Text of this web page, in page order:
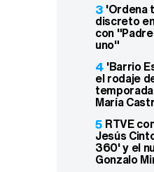
3 'Ordena
discreto
con
uno"
4 'Barrio
el rodaje
María
5 RTVE
Jesús
360' y el
Gonzalo